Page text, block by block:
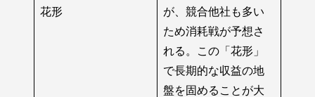
花形
が、競合他社も多い
ため消耗戦が予想さ
れる。この「花形」
で長期的な収益の地
盤を固めることが大